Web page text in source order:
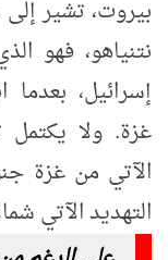
بيروت، تشير
نتنياهو، فهو
إسرائيل،
غزة. ولا يكتمل
الآتي من غزة
التهديد الآتي